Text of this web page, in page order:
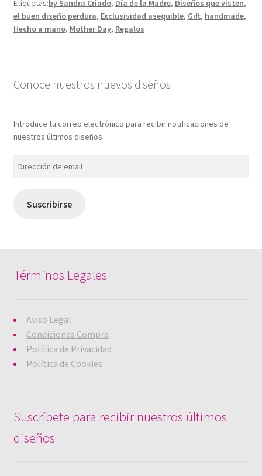
Etiquetas:by Sandra Criado, Día de la Madre, Diseños que visten,
el buen diseño perdura, Exclusividad asequible, Gift, handmade,
Hecho a mano, Mother Day, Regalos
Conoce nuestros nuevos diseños
Introduce tu correo electrónico para recibir notificaciones de
nuestros últimos diseños
Dirección
Suscribirse
Términos Legales
Aviso Legal
Condiciones Compra
Política de Privacidad
Política de Cookies
Suscríbete para recibir nuestros últimos
diseños